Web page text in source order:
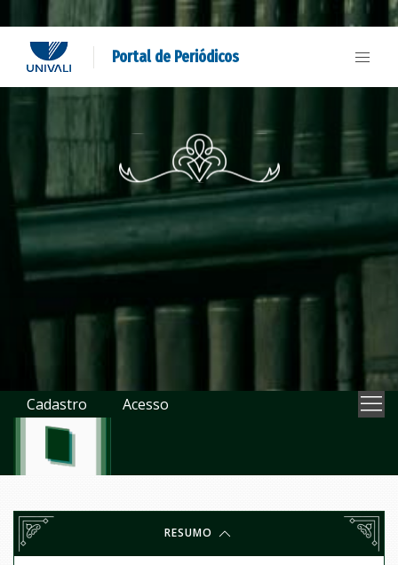
Portal de Periódicos
Cadastro Acesso
RESUMO